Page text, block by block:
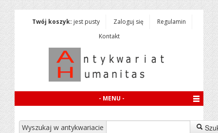
Twój koszyk: jest pusty Zaloguj się
Regulamin
Kontakt
- MENU -
Wyszukaj w antykwariacie